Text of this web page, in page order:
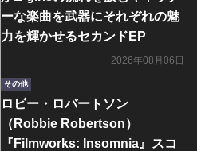
ーな楽曲を武器にそれぞれの魅
力を輝かせるセカンドEP
2026年08月06日
その他
ロビー・ロバートソン
（Robbie Robertson）
『Filmworks: Insomnia』スコ